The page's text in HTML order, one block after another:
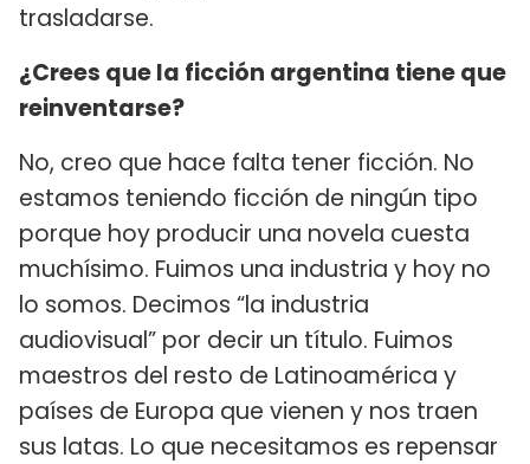
trasladarse.
¿Crees que la ficción argentina tiene que
reinventarse?
No, creo que hace falta tener ficción. No
estamos teniendo ficción de ningún tipo
porque hoy producir una novela cuesta
muchísimo. Fuimos una industria y hoy no
lo somos. Decimos “la industria
audiovisual” por decir un título. Fuimos
maestros del resto de Latinoamérica y
países de Europa que vienen y nos traen
sus latas. Lo que necesitamos es repensar